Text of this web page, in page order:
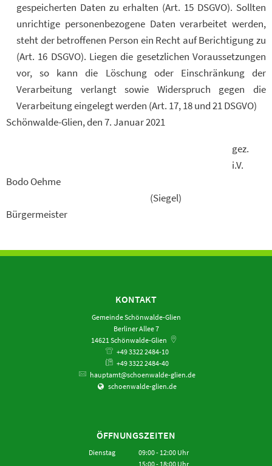
gespeicherten Daten zu erhalten (Art. 15 DSGVO). Sollten
unrichtige personenbezogene Daten verarbeitet werden,
steht der betroffenen Person ein Recht auf Berichtigung zu
(Art. 16 DSGVO). Liegen die gesetzlichen Voraussetzungen
vor, so kann die Löschung oder Einschränkung der
Verarbeitung verlangt sowie Widerspruch gegen die
Verarbeitung eingelegt werden (Art. 17, 18 und 21 DSGVO)
Schönwalde-Glien, den 7. Januar 2021
gez.
i.V.
Bodo Oehme
(Siegel)
Bürgermeister
KONTAKT
Gemeinde Schönwalde-Glien
Berliner Allee 7
14621 Schönwalde-Glien
+49 3322 2484-10
+49 3322 2484-40
hauptamt@schoenwalde-glien.de
schoenwalde-glien.de
ÖFFNUNGSZEITEN
Dienstag 09:00- 12:00Uhr
Von 09:00 bis 12:00 Uhr
15:00- 18:00Uhr